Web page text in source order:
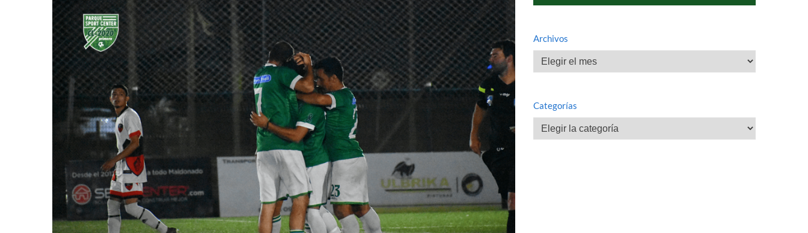
Archivos
Archivos
Categorías
Categorías